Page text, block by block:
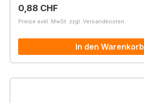
Regulärer Preis:
0,88 CHF
Preise exkl. MwSt. zzgl. Versandkosten
In den Warenkorb